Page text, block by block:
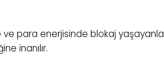
para enerjisinde blokaj
inanılır.